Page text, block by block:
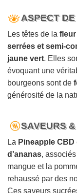
ASPECT
Les têtes de la
serrées et semi-
jaune vert. Elles
évoquant une
bourgeons sont de
générosité de la
SAVEURS
La Pineapple CBD
d’ananas, associés
mangue et la
rehaussé par des
Ces saveurs